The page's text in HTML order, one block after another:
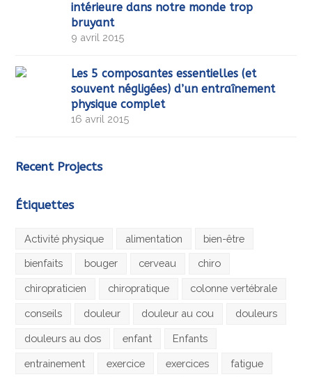
intérieure dans notre monde trop
bruyant
9 avril 2015
Les 5 composantes essentielles (et
souvent négligées) d’un entraînement
physique complet
16 avril 2015
Recent Projects
Étiquettes
Activité physique alimentation bien-être
bienfaits bouger cerveau chiro
chiropraticien chiropratique colonne vertébrale
conseils douleur douleur au cou douleurs
douleurs au dos enfant Enfants
entrainement exercice exercices fatigue